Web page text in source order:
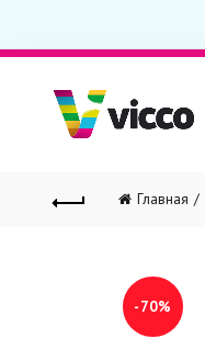
Главная
-70%